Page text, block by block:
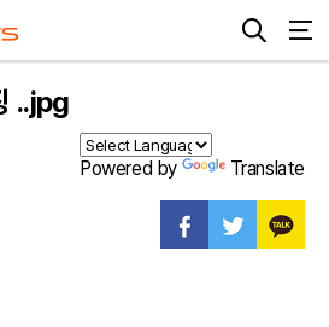
..jpg
Powered by Translate